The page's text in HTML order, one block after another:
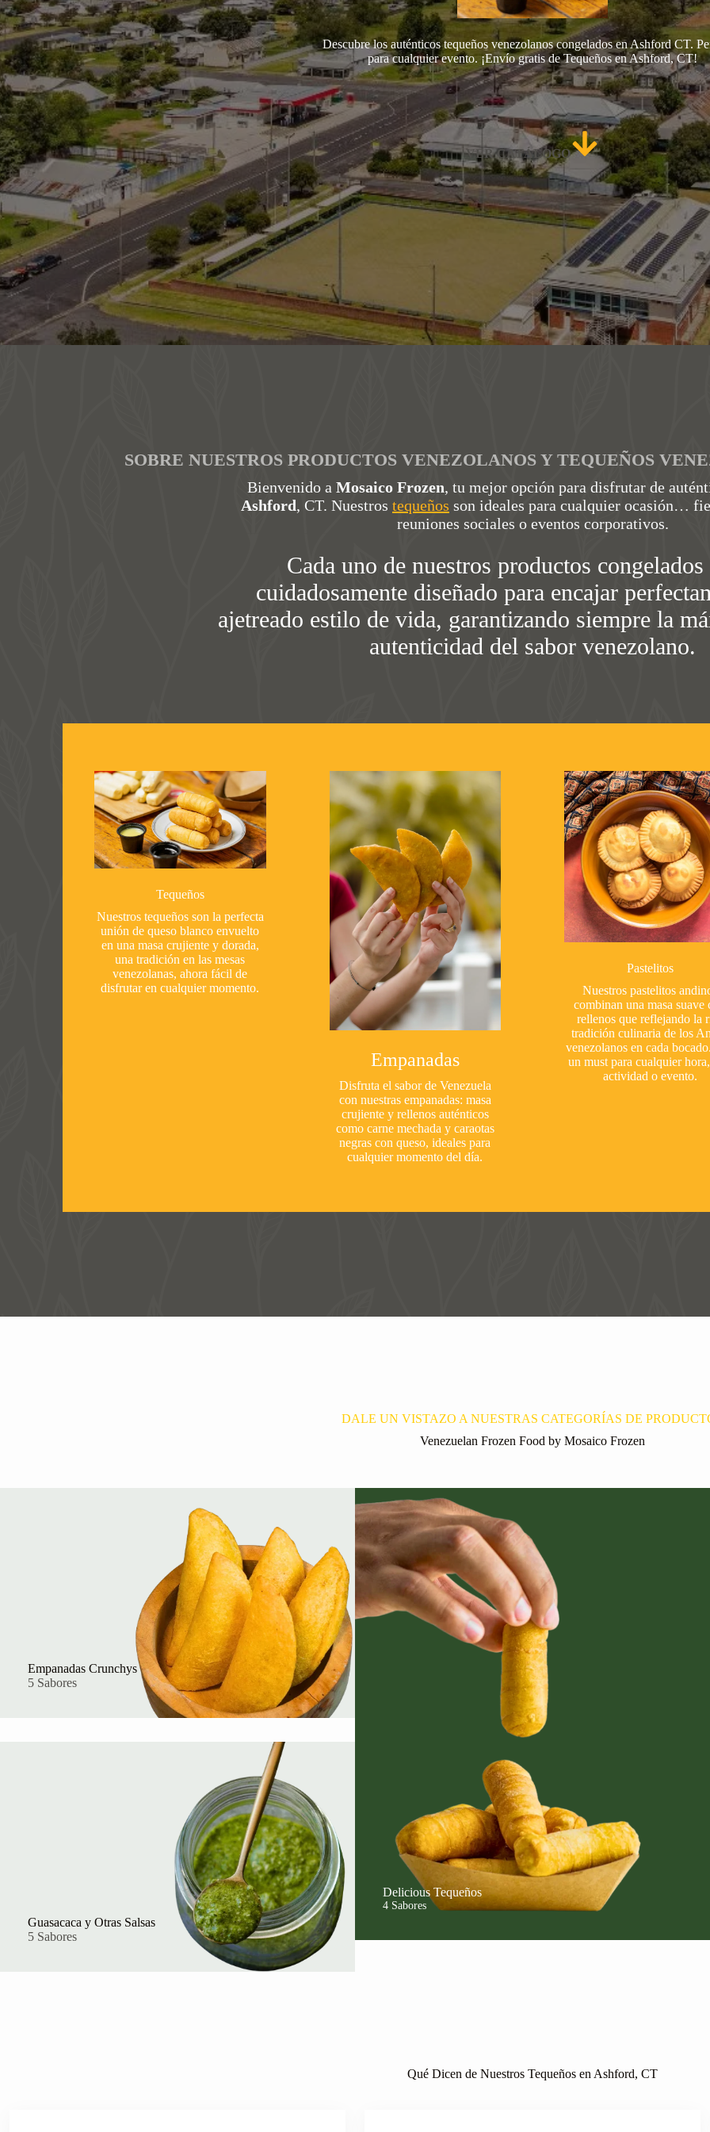
Descubre los auténticos tequeños venezolanos congelados en Ashford CT.
para cualquier evento. ¡Envío gratis de Tequeños en Ashford, CT!
VER CATÁLOGO
SOBRE NUESTROS PRODUCTOS VENEZOLANOS Y TEQUEÑOS
Bienvenido a Mosaico Frozen, tu mejor opción para disfrutar de
Ashford, CT. Nuestros tequeños son ideales para cualquier ocasión…
reuniones sociales o eventos corporativos.
Cada uno de nuestros productos
cuidadosamente diseñado para encajar
ajetreado estilo de vida, garantizando siempre la
autenticidad del sabor venezolano.
Tequeños
Nuestros tequeños son la perfecta
unión de queso blanco envuelto
en una masa crujiente y dorada,
una tradición en las mesas
venezolanas, ahora fácil de
disfrutar en cualquier momento.
Empanadas
Disfruta el sabor de Venezuela
con nuestras empanadas: masa
crujiente y rellenos auténticos
como carne mechada y caraotas
negras con queso, ideales para
cualquier momento del día.
Pastelitos
Nuestros pastelitos
combinan una masa suave
rellenos que reflejando la
tradición culinaria de los
venezolanos en cada
un must para cualquier
actividad o evento.
DALE UN VISTAZO A NUESTRAS CATEGORÍAS DE
Venezuelan Frozen Food by Mosaico Frozen
Empanadas Crunchys
5 Sabores
Guasacaca y Otras Salsas
5 Sabores
Delicious Tequeños
4 Sabores
Qué Dicen de Nuestros Tequeños en Ashford, CT